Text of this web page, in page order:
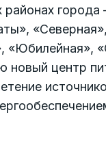
новый центр